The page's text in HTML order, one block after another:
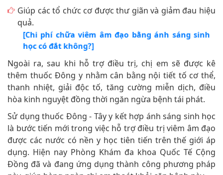
Giúp các tổ chức cơ được thư giãn và giảm đau hiệu
quả.
[Chi phí chữa viêm âm đạo bằng ánh sáng sinh
học có đắt không?]
Ngoài ra, sau khi hỗ trợ điều trị, chị em sẽ được kê
thêm thuốc Đông y nhằm cân bằng nội tiết tố cơ thể,
thanh nhiệt, giải độc tố, tăng cường miễn dịch, điều
hòa kinh nguyệt đồng thời ngăn ngừa bệnh tái phát.
Sử dụng thuốc Đông - Tây y kết hợp ánh sáng sinh học
là bước tiến mới trong việc hỗ trợ điều trị viêm âm đạo
được các nước có nền y học tiên tiến trên thế giới áp
dụng. Hiện nay Phòng Khám đa khoa Quốc Tế Cộng
Đồng đã và đang ứng dụng thành công phương pháp